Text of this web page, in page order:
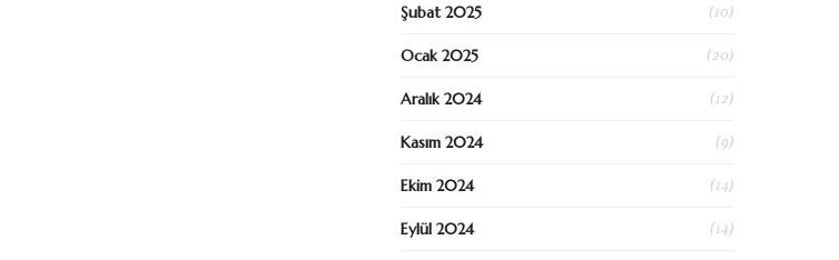
Şubat 2025 (10)
Ocak 2025 (20)
Aralık 2024 (12)
Kasım 2024 (9)
Ekim 2024 (14)
Eylül 2024 (14)